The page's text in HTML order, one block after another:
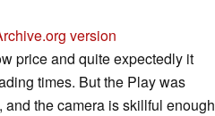
version
price and quite expectedly it
times. But the Play was
the camera is skillful enough